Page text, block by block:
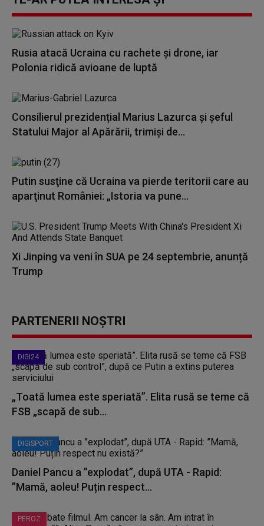
Rusia atacă Ucraina cu rachete și drone, iar
Polonia ridică avioane de luptă
Consilierul prezidențial Marius Lazurca și șeful
Statului Major al Apărării, trimiși de...
Putin susţine că Ucraina va pierde teritorii care au
aparţinut României: „Istoria va pune...
Xi Jinping va veni în SUA pe 24 septembrie, anunță
Trump
PARTENERII NOȘTRI
DIGI24
„Toată lumea este speriată”. Elita rusă se teme că
FSB „scapă de sub...
DIGISPORT
Daniel Pancu a ”explodat”, după UTA - Rapid:
”Mamă, aoleu! Puțin respect...
PEROZ